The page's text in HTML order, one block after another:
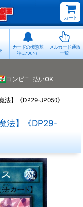
カート
カードの状態基
準について
メルカード通販
一覧
コンビニ 払いOK
法】《DP29-JP050》
法】《DP29-